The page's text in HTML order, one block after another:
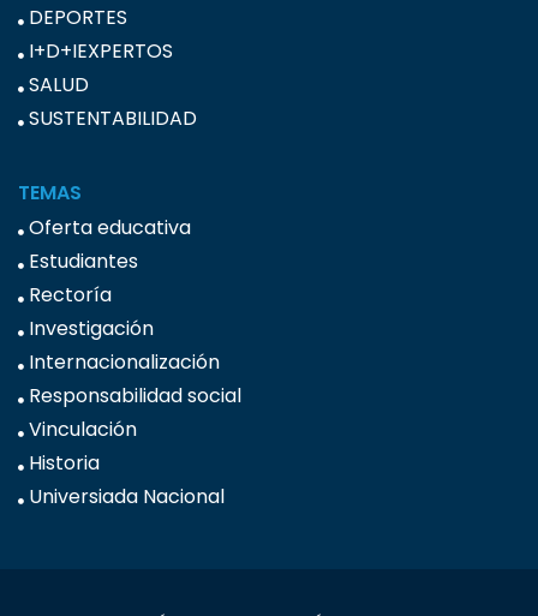
DEPORTES
I+D+IEXPERTOS
SALUD
SUSTENTABILIDAD
TEMAS
Oferta educativa
Estudiantes
Rectoría
Investigación
Internacionalización
Responsabilidad social
Vinculación
Historia
Universiada Nacional